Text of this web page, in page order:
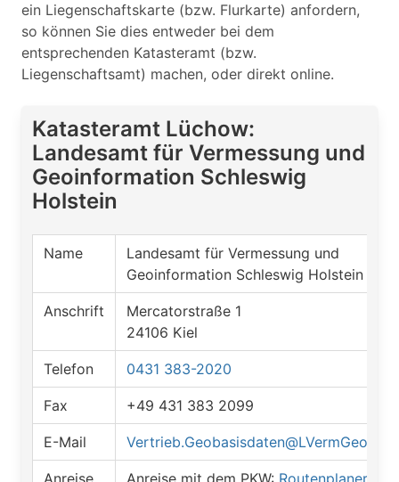
ein Liegenschaftskarte (bzw. Flurkarte) anfordern,
so können Sie dies entweder bei dem
entsprechenden Katasteramt (bzw.
Liegenschaftsamt) machen, oder direkt online.
Katasteramt Lüchow:
Landesamt für Vermessung und
Geoinformation Schleswig
Holstein
Name
Landesamt für Vermessung und
Geoinformation Schleswig Holstein
Anschrift
Mercatorstraße 1
24106 Kiel
Telefon 0431 383-2020
Fax +49 431 383 2099
E-Mail
Anreise Anreise mit dem PKW: Routenplaner